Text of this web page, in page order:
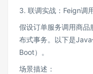
3. 联调实战：Feign调
假设订单服务调用商
布式事务。以下是
Boot）。
场景描述：